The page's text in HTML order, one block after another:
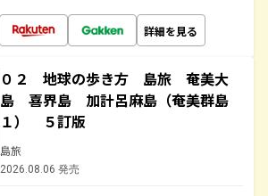
詳細を見る
０２ 地球の歩き方 島旅 奄美大
島 喜界島 加計呂麻島（奄美群島
１） ５訂版
島旅
2026.08.06 発売